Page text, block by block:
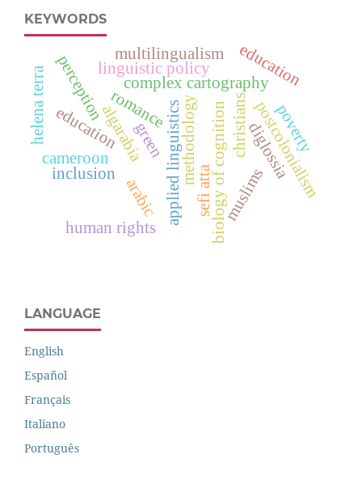
KEYWORDS
applied linguisticsmethodology
complex cartography
biology of cognitionchristians
muslims
arabic
algarabía
romance
diglossia
linguistic policy
human rights
education
multilingualism
cameroon postcolonialism
sefi atta
green
inclusion
education
poverty
helena terraperception
LANGUAGE
English
Español
Français
Italiano
Português